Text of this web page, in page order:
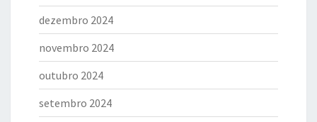
dezembro 2024
novembro 2024
outubro 2024
setembro 2024